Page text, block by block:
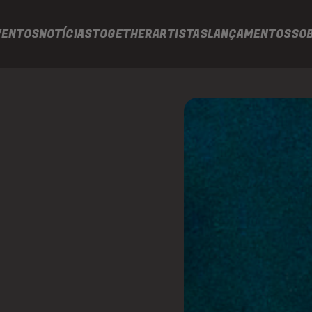
NOTÍCIASTOGETHERARTISTASLANÇAMENTOS